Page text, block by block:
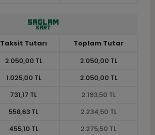
Taksit Tutarı
Toplam Tutar
2.050,00 TL
2.050,00 TL
1.025,00 TL
2.050,00 TL
731,17 TL
2.193,50 TL
558,63 TL
2.234,50 TL
455,10 TL
2.275,50 TL